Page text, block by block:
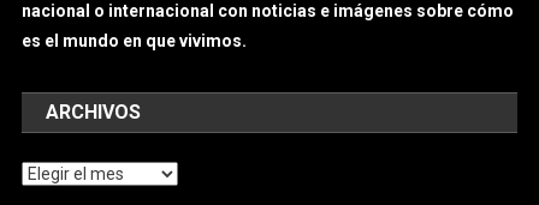
nacional o internacional con noticias e imágenes sobre cómo
es el mundo en que vivimos.
ARCHIVOS
Archivos